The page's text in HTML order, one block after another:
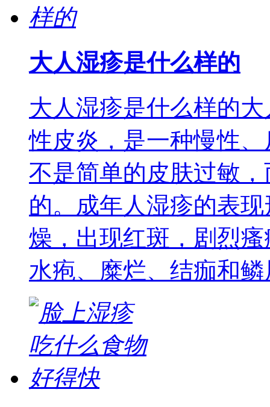
大人湿疹是什么样的
大人湿疹是什么样的
性皮炎，是一种慢性
不是简单的皮肤过敏
的。成年人湿疹的表
燥，出现红斑，剧烈
水疱、糜烂、结痂和